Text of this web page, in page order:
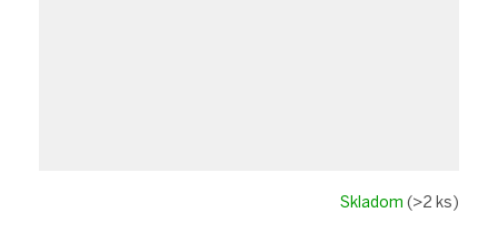
Skladom (>2 ks)